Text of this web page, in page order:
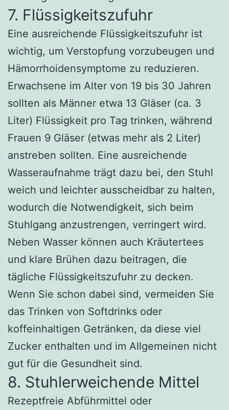
7. Flüssigkeitszufuhr
Eine ausreichende Flüssigkeitszufuhr ist
wichtig, um Verstopfung vorzubeugen und
Hämorrhoidensymptome zu reduzieren.
Erwachsene im Alter von 19 bis 30 Jahren
sollten als Männer etwa 13 Gläser (ca. 3
Liter) Flüssigkeit pro Tag trinken, während
Frauen 9 Gläser (etwas mehr als 2 Liter)
anstreben sollten. Eine ausreichende
Wasseraufnahme trägt dazu bei, den Stuhl
weich und leichter ausscheidbar zu halten,
wodurch die Notwendigkeit, sich beim
Stuhlgang anzustrengen, verringert wird.
Neben Wasser können auch Kräutertees
und klare Brühen dazu beitragen, die
tägliche Flüssigkeitszufuhr zu decken.
Wenn Sie schon dabei sind, vermeiden Sie
das Trinken von Softdrinks oder
koffeinhaltigen Getränken, da diese viel
Zucker enthalten und im Allgemeinen nicht
gut für die Gesundheit sind.
8. Stuhlerweichende Mittel
Rezeptfreie Abführmittel oder